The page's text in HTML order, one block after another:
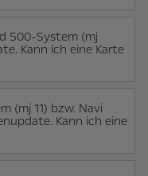
500-System (mj
Kann ich eine Karte
(mj 11) bzw. Navi
Kann ich eine